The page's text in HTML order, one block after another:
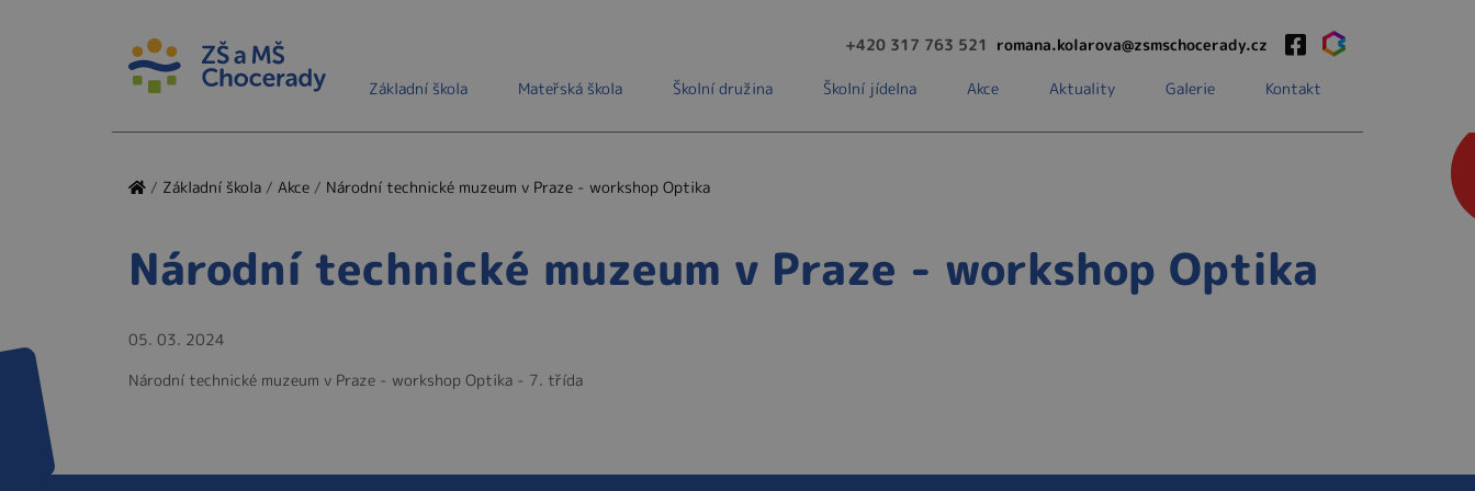
+420 317 763 521 romana.kolarova@zsmschocerady.cz
Základní škola Mateřská škola Školní družina Školní jídelna Akce Aktuality Galerie Kontakt
/ Základní škola / Akce / Národní technické muzeum v Praze - workshop Optika
Národní technické muzeum v Praze - workshop Optika
05. 03. 2024
Národní technické muzeum v Praze - workshop Optika - 7. třída